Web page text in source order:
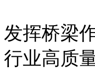
发挥桥梁
行业高质